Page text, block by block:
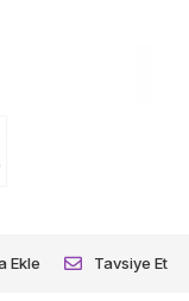
Ekle Tavsiye Et